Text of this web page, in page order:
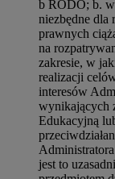
b RODO; b. w
niezbędne dla
prawnych
na
zakresie, w
realizacji
interesów
wynikających
Edukacyjną
jest to